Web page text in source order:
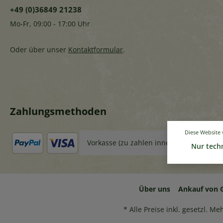
+49 (0)36849 21238
Mo-Fr, 09:00 - 17:00 Uhr
Oder über unser Kontaktformular.
Zahlungsmethoden
Vorkasse (zu zahlen innerhalb 14 Tage)
Über uns Ankauf von
* Alle Preise inkl. gesetzl.
Diese
Nur